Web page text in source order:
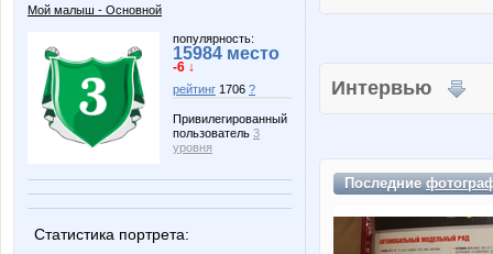
Мой малыш - Основной
популярность:
15984 место
-6 ↓
рейтинг 1706 ?
Привилегированный
пользователь 3
уровня
Статистика портрета:
Интервью
Последние